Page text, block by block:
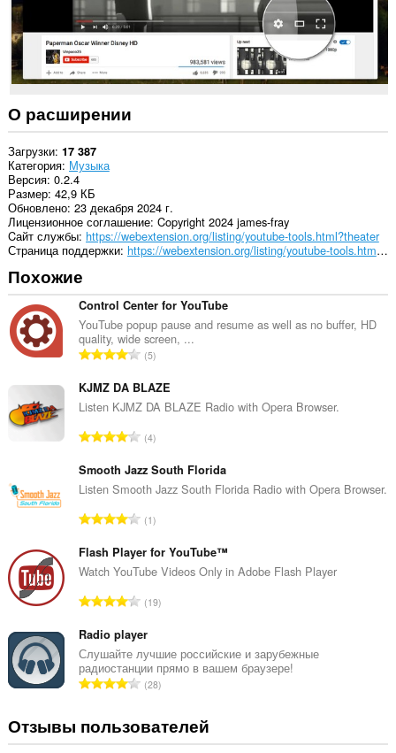
О расширении
Загрузки 17 387
Категория Музыка
Версия 0.2.4
Размер 42,9 КБ
Обновлено 23 декабря 2024 г.
Лицензионное соглашение Copyright 2024 james-fray
Cайт службы https://webextension.org/listing/youtube-tools.html?theater
Страница поддержки
https://webextension.org/listing/youtube-tools.html?theater
Похожие
Control Center for YouTube
YouTube popup pause and resume as well as no buffer, HD
quality, wide screen, ...
В
е
г
о
е
н
о
к
:
5
KJMZ DA BLAZE
Listen KJMZ DA BLAZE Radio with Opera Browser.
В
е
г
о
е
н
о
к
:
4
Smooth Jazz South Florida
Listen Smooth Jazz South Florida Radio with Opera Browser.
В
е
г
о
е
н
о
к
1
Flash Player for YouTube™
Watch YouTube Videos Only in Adobe Flash Player
В
е
г
о
о
е
н
19
Radio player
Слушайте лучшие российские и зарубежные
радиостанции прямо в вашем браузере!
В
г
28
Отзывы пользователей